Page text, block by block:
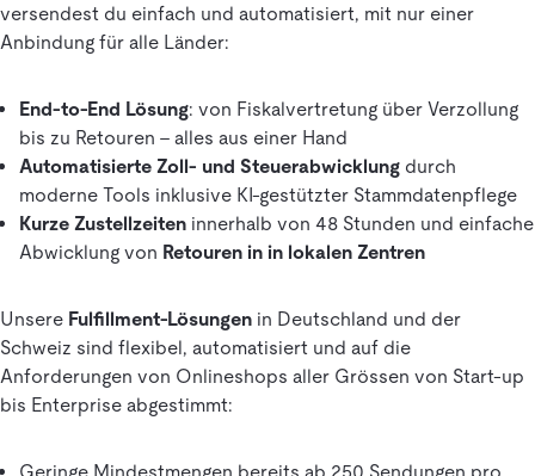
versendest du einfach und automatisiert, mit nur einer
Anbindung für alle Länder:
End-to-End Lösung: von Fiskalvertretung über Verzollung
bis zu Retouren – alles aus einer Hand
Automatisierte Zoll- und Steuerabwicklung durch
moderne Tools inklusive KI-gestützter Stammdatenpflege
Kurze Zustellzeiten innerhalb von 48 Stunden und einfache
Abwicklung von Retouren in in lokalen Zentren
Unsere Fulfillment-Lösungen in Deutschland und der
Schweiz sind flexibel, automatisiert und auf die
Anforderungen von Onlineshops aller Grössen von Start-up
bis Enterprise abgestimmt: